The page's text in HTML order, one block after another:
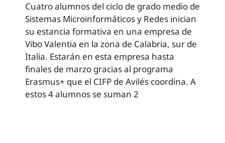
Cuatro alumnos del ciclo de grado medio de
Sistemas Microinformáticos y Redes inician
su estancia formativa en una empresa de
Vibo Valentia en la zona de Calabria, sur de
Italia. Estarán en esta empresa hasta
finales de marzo gracias al programa
Erasmus+ que el CIFP de Avilés coordina. A
estos 4 alumnos se suman 2